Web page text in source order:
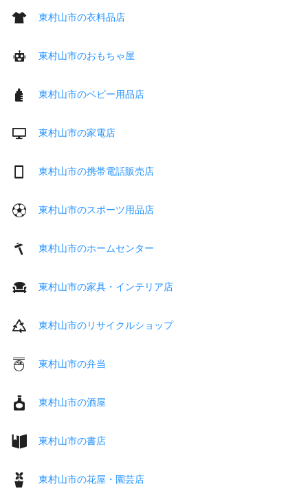
東村山市の衣料品店
東村山市のおもちゃ屋
東村山市のベビー用品店
東村山市の家電店
東村山市の携帯電話販売店
東村山市のスポーツ用品店
東村山市のホームセンター
東村山市の家具・インテリア店
東村山市のリサイクルショップ
東村山市の弁当
東村山市の酒屋
東村山市の書店
東村山市の花屋・園芸店